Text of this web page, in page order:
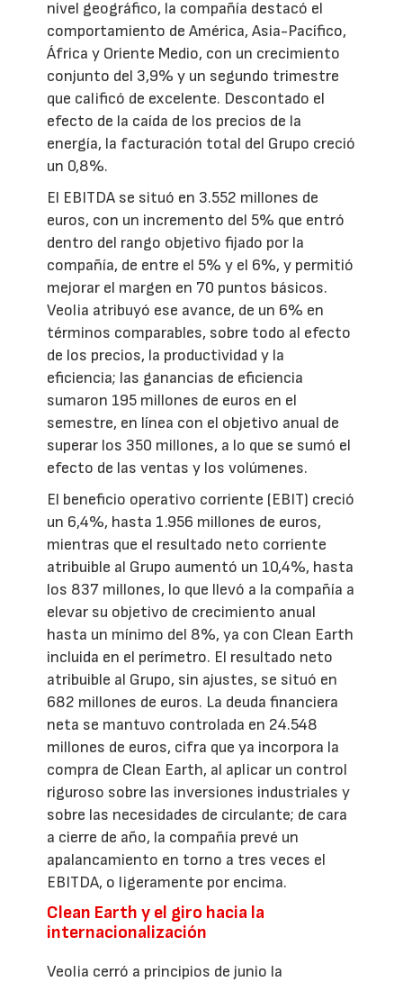
nivel geográfico, la compañía destacó el
comportamiento de América, Asia-Pacífico,
África y Oriente Medio, con un crecimiento
conjunto del 3,9% y un segundo trimestre
que calificó de excelente. Descontado el
efecto de la caída de los precios de la
energía, la facturación total del Grupo creció
un 0,8%.
El EBITDA se situó en 3.552 millones de
euros, con un incremento del 5% que entró
dentro del rango objetivo fijado por la
compañía, de entre el 5% y el 6%, y permitió
mejorar el margen en 70 puntos básicos.
Veolia atribuyó ese avance, de un 6% en
términos comparables, sobre todo al efecto
de los precios, la productividad y la
eficiencia; las ganancias de eficiencia
sumaron 195 millones de euros en el
semestre, en línea con el objetivo anual de
superar los 350 millones, a lo que se sumó el
efecto de las ventas y los volúmenes.
El beneficio operativo corriente (EBIT) creció
un 6,4%, hasta 1.956 millones de euros,
mientras que el resultado neto corriente
atribuible al Grupo aumentó un 10,4%, hasta
los 837 millones, lo que llevó a la compañía a
elevar su objetivo de crecimiento anual
hasta un mínimo del 8%, ya con Clean Earth
incluida en el perímetro. El resultado neto
atribuible al Grupo, sin ajustes, se situó en
682 millones de euros. La deuda financiera
neta se mantuvo controlada en 24.548
millones de euros, cifra que ya incorpora la
compra de Clean Earth, al aplicar un control
riguroso sobre las inversiones industriales y
sobre las necesidades de circulante; de cara
a cierre de año, la compañía prevé un
apalancamiento en torno a tres veces el
EBITDA, o ligeramente por encima.
Clean Earth y el giro hacia la
internacionalización
Veolia cerró a principios de junio la